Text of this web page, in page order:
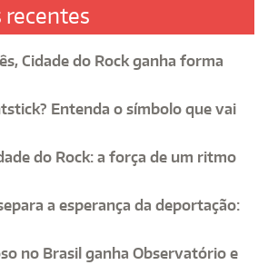
recentes
Cidade do Rock ganha forma
Entenda o símbolo que vai
do Rock: a força de um ritmo
a esperança da deportação:
no Brasil ganha Observatório e